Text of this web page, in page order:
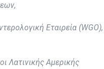
oγική Εταιρεία (WGO),
Λατινικής Αμερικής